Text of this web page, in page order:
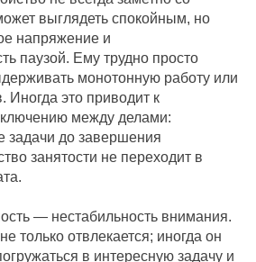
выглядеть спокойным, но
напряжение и
паузой. Ему трудно просто
монотонную работу или
Иногда это приводит к
между делами:
задачи до завершения
занятости не переходит в
— нестабильность внимания.
только отвлекается; иногда он
в интересную задачу и